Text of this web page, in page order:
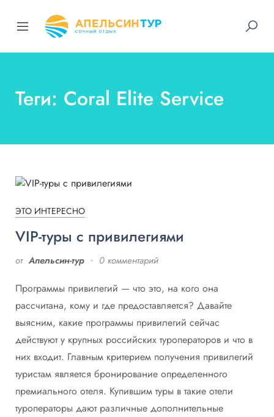
Теги: Coral Elite Service
ЭТО ИНТЕРЕСНО
VIP-туры с привилегиями
от Апельсин-тур 0 комментарий
Программы привилегий — что это, на кого она
рассчитана, кому и где предоставляется? Давайте
выясним, какие программы привилегий сейчас
действуют у крупных российских туроператоров и что в
них входит. Главным критерием получения привилегий
туристам является бронирование определенного
премиального отеля. Купившим туры в такие отели
туроператоры дают различные дополнительные